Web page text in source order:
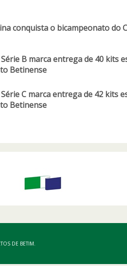
conquista o bicampeonato do
B marca entrega de 40 kits
Betinense
C marca entrega de 42 kits
Betinense
DE BETIM.